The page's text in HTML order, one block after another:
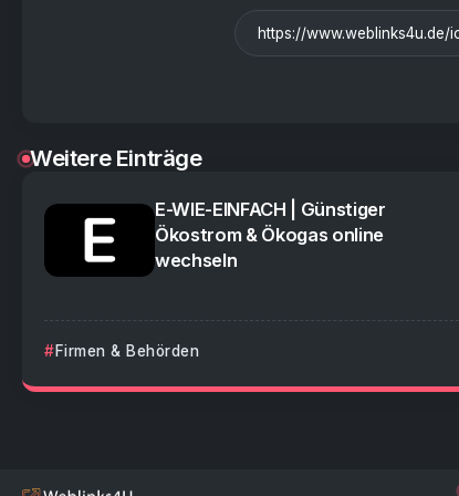
Weitere Einträge
E-WIE-EINFACH | Günstiger
Ökostrom & Ökogas online
wechseln
Firmen & Behörden